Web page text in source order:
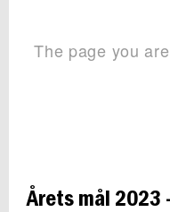
Årets mål 2023